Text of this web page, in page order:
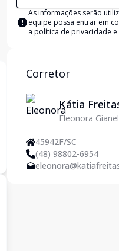
As informações serão
equipe possa entrar em
a política de privacidade
Corretor
Kátia
Imobiliária
Eleonora
45942F/SC
(48) 98802-6954